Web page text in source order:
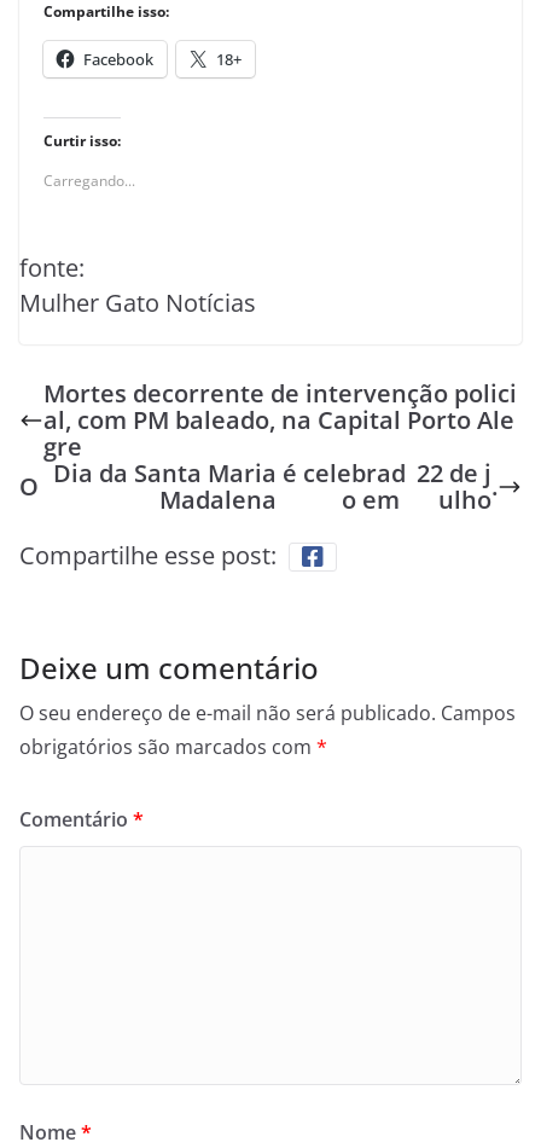
Compartilhe isso:
Facebook 18+
Curtir isso:
Carregando...
fonte:
Mulher Gato Notícias
Mortes decorrente de intervenção polici
al, com PM baleado, na Capital Porto Ale
gre
O Dia da Santa Maria
Madalena
é celebrad
o em
22 de j
ulho.
Compartilhe esse post:
Deixe um comentário
O seu endereço de e-mail não será publicado. Campos
obrigatórios são marcados com *
Comentário *
Nome*